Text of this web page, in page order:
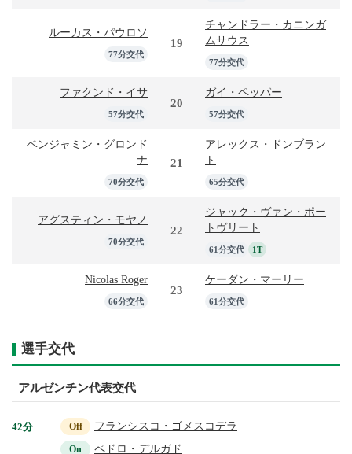
ルーカス・パウロソ
77分交代
19
チャンドラー・カニンガ
ムサウス
77分交代
ファクンド・イサ
57分交代
20
ガイ・ペッパー
57分交代
ベンジャミン・グロンド
ナ
70分交代
21
アレックス・ドンブラン
ト
65分交代
アグスティン・モヤノ
70分交代
22
ジャック・ヴァン・ポー
トヴリート
61分交代 1T
Nicolas Roger
66分交代
23
ケーダン・マーリー
61分交代
選手交代
アルゼンチン代表交代
42分 Off フランシスコ・ゴメスコデラ
On ペドロ・デルガド